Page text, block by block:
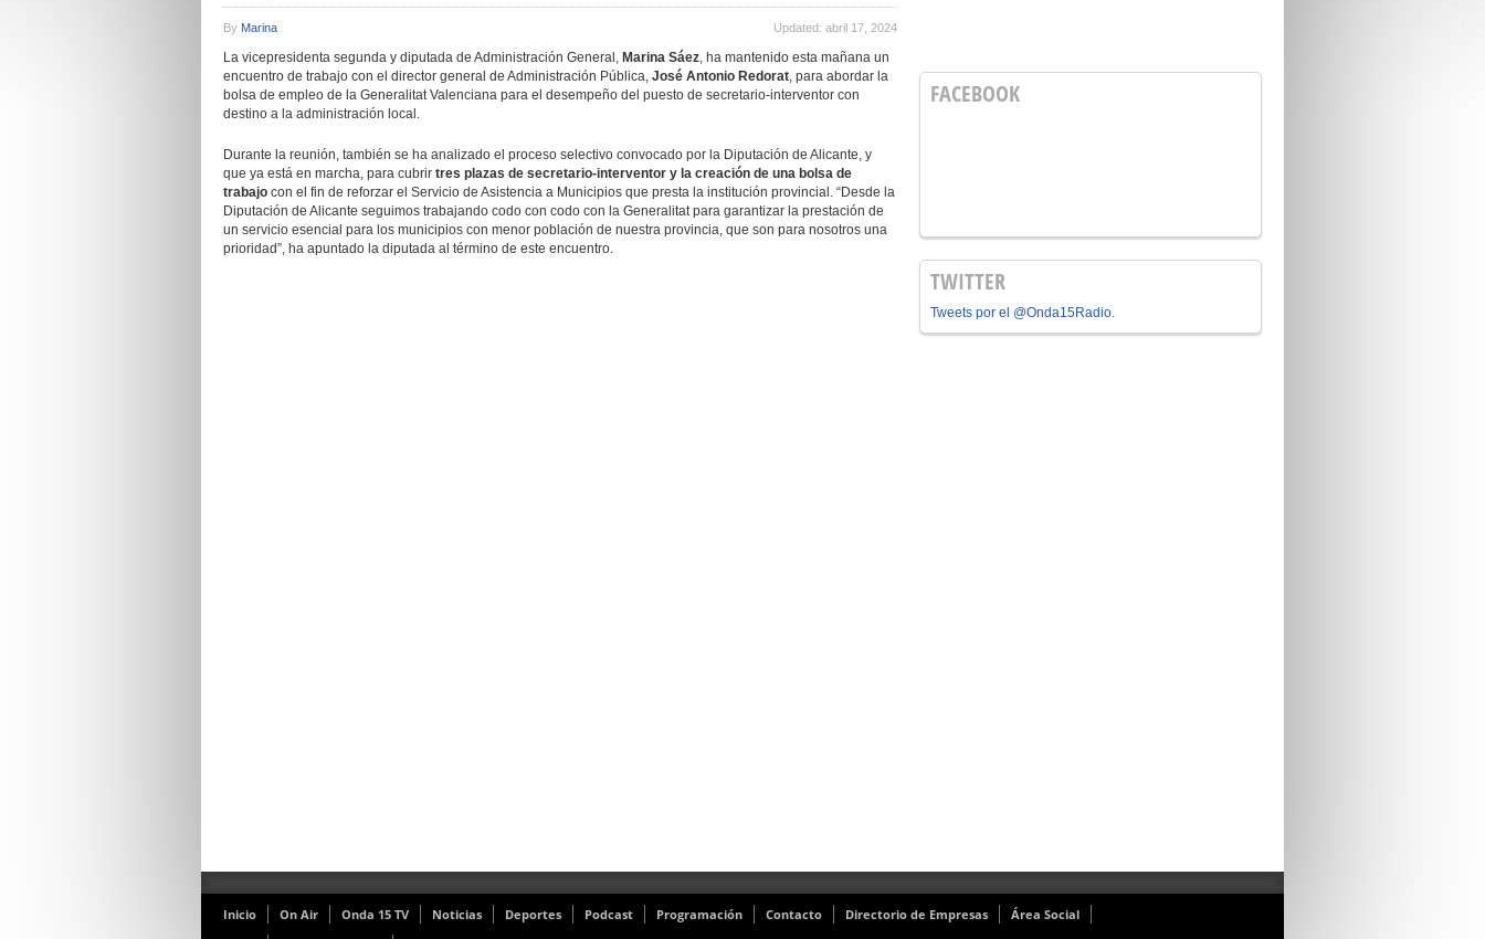
By Marina Updated: abril 17, 2024
La vicepresidenta segunda y diputada de Administración General, Marina Sáez, ha mantenido esta mañana un
encuentro de trabajo con el director general de Administración Pública, José Antonio Redorat, para abordar la
bolsa de empleo de la Generalitat Valenciana para el desempeño del puesto de secretario-interventor con
destino a la administración local.
Durante la reunión, también se ha analizado el proceso selectivo convocado por la Diputación de Alicante, y
que ya está en marcha, para cubrir tres plazas de secretario-interventor y la creación de una bolsa de
trabajo con el fin de reforzar el Servicio de Asistencia a Municipios que presta la institución provincial. “Desde la
Diputación de Alicante seguimos trabajando codo con codo con la Generalitat para garantizar la prestación de
un servicio esencial para los municipios con menor población de nuestra provincia, que son para nosotros una
prioridad”, ha apuntado la diputada al término de este encuentro.
FACEBOOK
TWITTER
Tweets por el @Onda15Radio.
Inicio On Air Onda 15 TV Noticias Deportes Podcast Programación Contacto Directorio de Empresas
Área Social